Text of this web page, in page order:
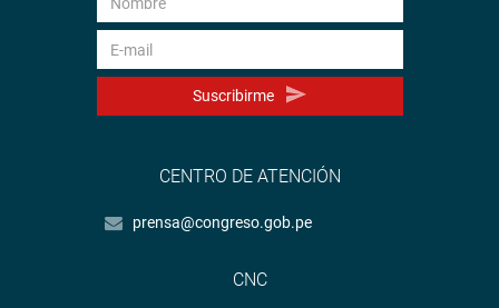
Suscribirme
CENTRO DE ATENCIÓN
prensa@congreso.gob.pe
CNC